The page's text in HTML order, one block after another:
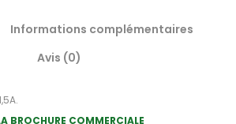
Informations complémentaires
Avis (0)
BROCHURE COMMERCIALE